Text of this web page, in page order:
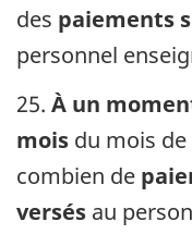
des paiements
personnel
25. À un
mois du mois
combien de
versés au